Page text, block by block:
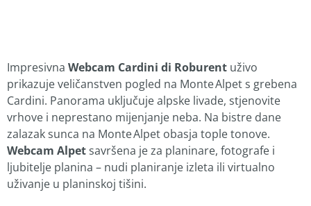
Impresivna Webcam Cardini di Roburent uživo
prikazuje veličanstven pogled na Monte Alpet s grebena
Cardini. Panorama uključuje alpske livade, stjenovite
vrhove i neprestano mijenjanje neba. Na bistre dane
zalazak sunca na Monte Alpet obasja tople tonove.
Webcam Alpetsavršena je za planinare, fotografe i
ljubitelje planina – nudi planiranje izleta ili virtualno
uživanje u planinskoj tišini.